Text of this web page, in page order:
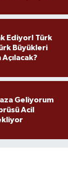
Ediyor! Türk
Büyükleri
Açılacak?
Geliyorum
Acil